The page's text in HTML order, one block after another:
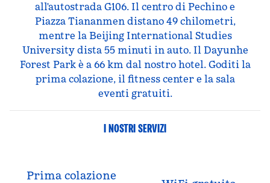
all'autostrada G106. Il centro di Pechino e
Piazza Tiananmen distano 49 chilometri,
mentre la Beijing International Studies
University dista 55 minuti in auto. Il Dayunhe
Forest Park è a 66 km dal nostro hotel. Goditi la
prima colazione, il fitness center e la sala
eventi gratuiti.
I NOSTRI SERVIZI
Prima colazione